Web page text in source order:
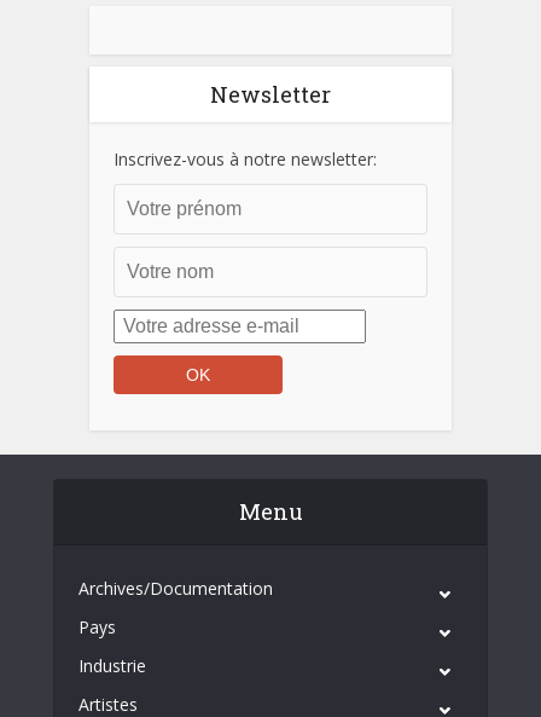
Newsletter
Inscrivez-vous à notre newsletter:
Menu
Archives/Documentation
Pays
Industrie
Artistes